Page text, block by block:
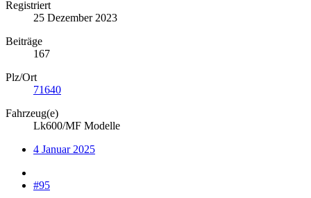
Registriert
25 Dezember 2023
Beiträge
167
Plz/Ort
71640
Fahrzeug(e)
Lk600/MF Modelle
4 Januar 2025
#95